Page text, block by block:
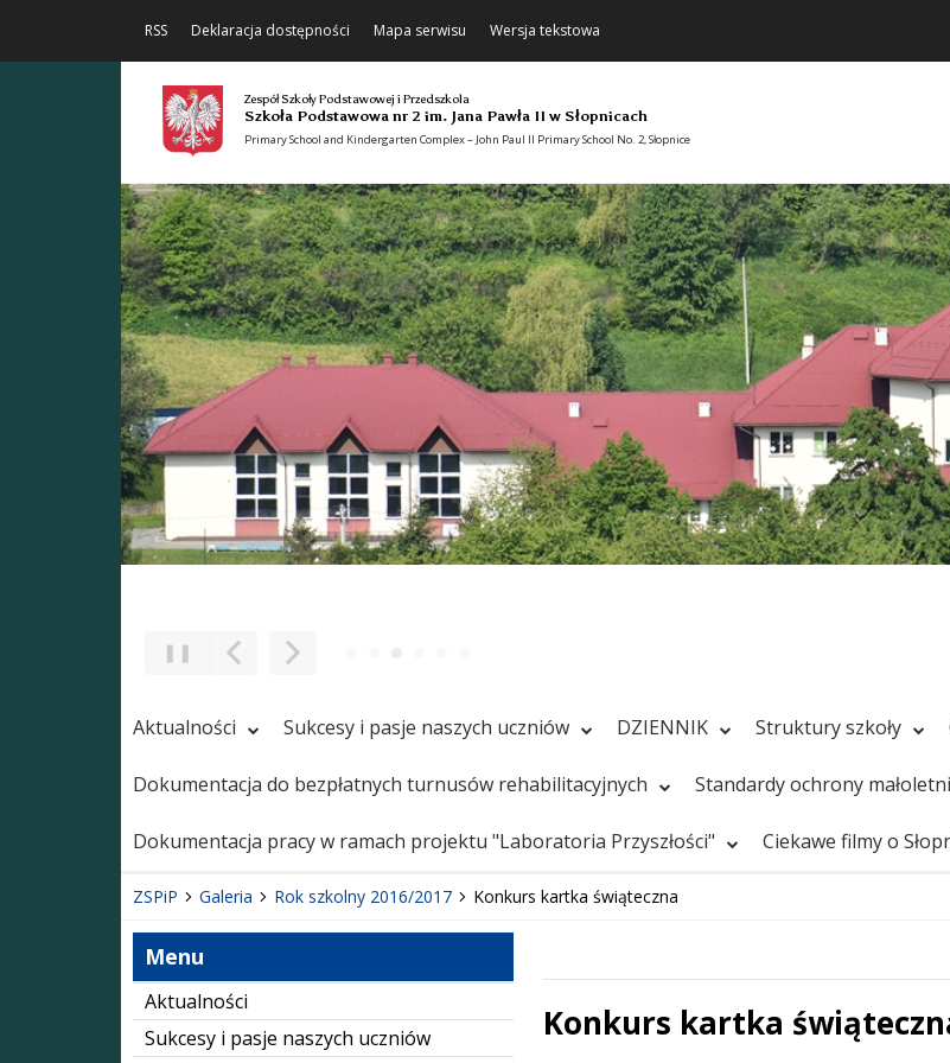
RSS Deklaracja dostępności Mapa serwisu Wersja tekstowa
Zespół Szkoły Podstawowej i Przedszkola
Szkoła Podstawowa nr 2 im. Jana Pawła II w Słopnicach
Primary School and Kindergarten Complex – John Paul II Primary School No. 2, Słopnice
Poprzedni Element
Następny Element
❚❚
Aktualności Sukcesy i pasje naszych uczniów DZIENNIK Struktury szkoły
Dokumentacja do bezpłatnych turnusów rehabilitacyjnych Standardy ochrony
Dokumentacja pracy w ramach projektu "Laboratoria Przyszłości" Ciekawe filmy o
ZSPiP Galeria Rok szkolny 2016/2017 Konkurs kartka świąteczna
Menu
Aktualności
Sukcesy i pasje naszych uczniów
Konkurs kartka